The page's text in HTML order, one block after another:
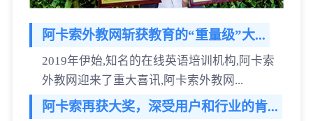
阿卡索外教网斩获教育的“重量级”大...
2019年伊始,知名的在线英语培训机构,阿卡索
外教网迎来了重大喜讯,阿卡索外教网...
阿卡索再获大奖，深受用户和行业的肯...